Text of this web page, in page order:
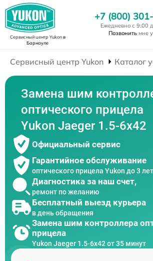
Сервисный центр Yukonв
Барнауле
+7 (800)
Ежедневно с 9:00
Позвонить мне
Сервисный центр Yukon Каталог
Замена шим
оптического прицела
Yukon Jaeger 1.5-6x42
Официальный сервис
Гарантийное обслуживание
оптического прицела Yukon до 3 лет
Диагностика за наш счет,
ремонт по желанию
Бесплатный выезд курьера
в день обращения
Замена шим контроллера
прицела
Yukon Jaeger 1.5-6x42 от 35 минут